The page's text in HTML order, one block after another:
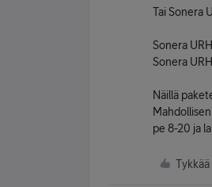
Tai Sonera
Sonera
Sonera
Näillä
pe 8-20 ja
Tykkää